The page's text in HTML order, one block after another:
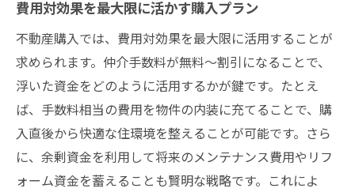
費用対効果を最大限に活かす購入プラン
不動産購入では、費用対効果を最大限に活用することが
求められます。仲介手数料が無料～割引になることで、
浮いた資金をどのように活用するかが鍵です。たとえ
ば、手数料相当の費用を物件の内装に充てることで、購
入直後から快適な住環境を整えることが可能です。さら
に、余剰資金を利用して将来のメンテナンス費用やリフ
ォーム資金を蓄えることも賢明な戦略です。これによ